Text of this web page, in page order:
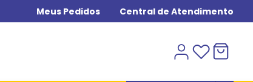
Meus Pedidos Central de Atendimento